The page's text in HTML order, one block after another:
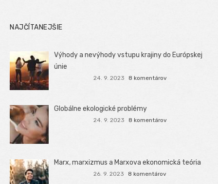
NAJČÍTANEJŠIE
Výhody a nevýhody vstupu krajiny do Európskej
únie
24. 9. 2023 8 komentárov
Globálne ekologické problémy
24. 9. 2023 8 komentárov
Marx, marxizmus a Marxova ekonomická teória
26. 9. 2023 8 komentárov